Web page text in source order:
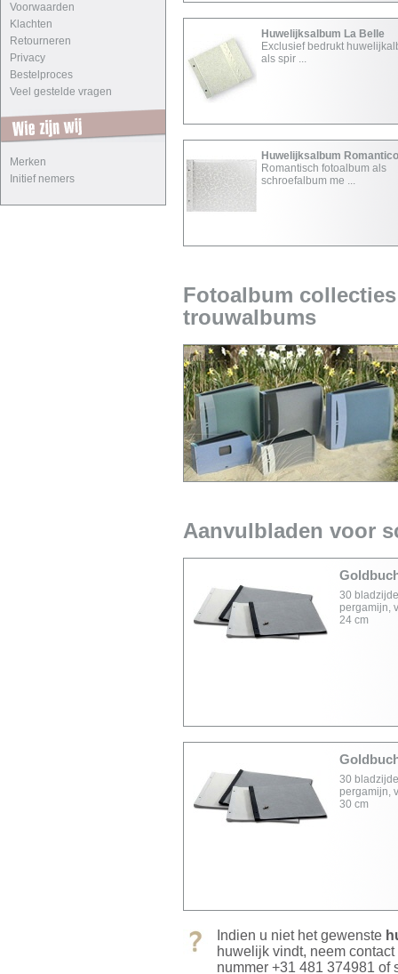
Voorwaarden
Klachten
Retourneren
Privacy
Bestelproces
Veel gestelde vragen
Merken
Initief nemers
Huwelijksalbum La Belle
Exclusief bedrukt
als spir ...
Huwelijksalbum Romantico
Romantisch fotoalbum als
schroefalbum me ...
Fotoalbum
trouwalbums
Aanvulbladen voor
30
pergamijn,
24 cm
30
pergamijn,
30 cm
Indien u niet het gewenste
huwelijk vindt, neem
nummer +31 481 374981